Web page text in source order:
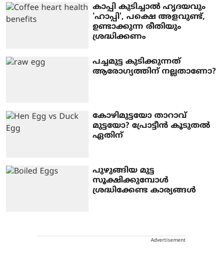
കാപ്പി കുടിച്ചാൽ ഹൃദയവും
'ഹാപ്പി', പക്ഷെ അളവുണ്ട്,
ഉണ്ടാക്കുന്ന രീതിയും
ശ്രദ്ധിക്കണം
പച്ചമുട്ട കുടിക്കുന്നത്
ആരോഗ്യത്തിന് നല്ലതാണോ?
കോഴിമുട്ടയോ താറാവ്
മുട്ടയോ? പ്രോട്ടീൻ കൂടുതൽ
ഏതിന്
പുഴുങ്ങിയ മുട്ട
സൂക്ഷിക്കുമ്പോൾ
ശ്രദ്ധിക്കേണ്ട കാര്യങ്ങൾ
Advertisement